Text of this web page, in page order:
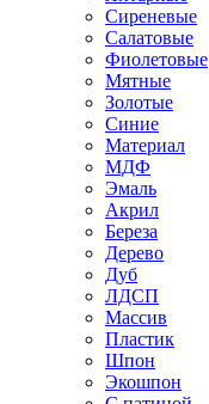
Сиреневые
Салатовые
Фиолетовые
Мятные
Золотые
Синие
Материал
МДФ
Эмаль
Акрил
Береза
Дерево
Дуб
ЛДСП
Массив
Пластик
Шпон
Экошпон